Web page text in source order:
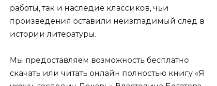
работы, так и наследие классиков, чьи
произведения оставили неизгладимый след в
истории литературы.
Мы предоставляем возможность бесплатно
скачать или читать онлайн полностью книгу «Я